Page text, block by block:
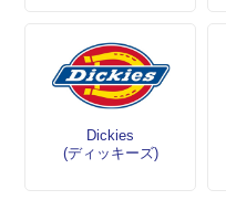
Dickies
(ディッキーズ)